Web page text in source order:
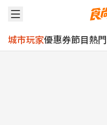
城市玩家優惠券節目熱門